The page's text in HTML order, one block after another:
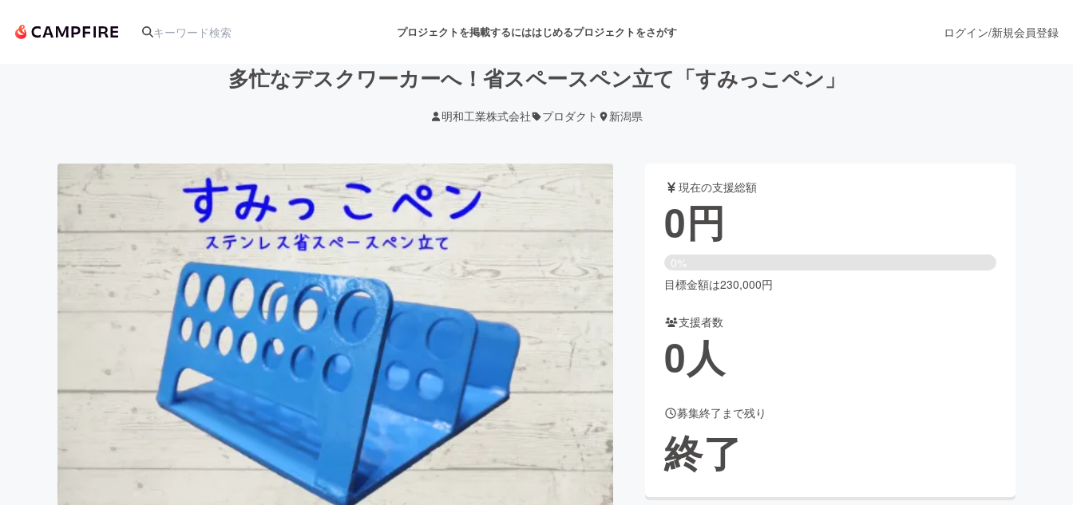
プロジェクトを掲載するにははじめるプロジェクトをさがす
アート・写真 音楽 舞台・パフォーマンス
テクノロジー・ガジェット ゲーム・サービス開発
映像・映画 書籍・雑誌出版 アニメ・漫画
ビジネス・起業 チャレンジ ビューティー・ヘルスケア
まちづくり・地域活性化
CAMPFIRE for Social GoodCAMPFIRE Creation
CAMPFIREふるさと納税
machi-ya コミュニティ
ログイン/新規会員登録
多忙なデスクワーカーへ！省スペースペン立て「すみっこペン」
明和工業株式会社 プロダクト 新潟県
現在の支援総額
0円
0%
目標金額は230,000円
支援者数
0人
募集終了まで残り
終了